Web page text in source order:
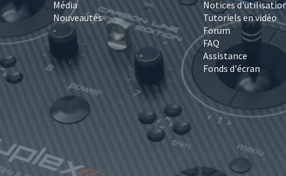
Média
Nouveautés
Notices
Tutoriels en vidéo
Forum
FAQ
Assistance
Fonds d'écran